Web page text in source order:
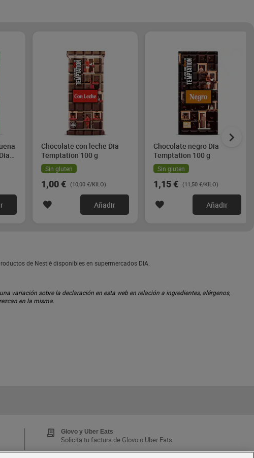
Chocolate con leche Dia
Temptation 100 g
Sin gluten
1,00 € (10,00 €/KILO)
Añadir
Chocolate negro Dia
Temptation 100 g
Sin gluten
1,15 € (11,50 €/KILO)
Añadir
de Nestlé disponibles en supermercados DIA.
variación sobre la declaración en esta web en relación a ingredientes, alérgenos,
en la misma.
Glovo y Uber Eats
Solicita tu factura de Glovo o Uber Eats